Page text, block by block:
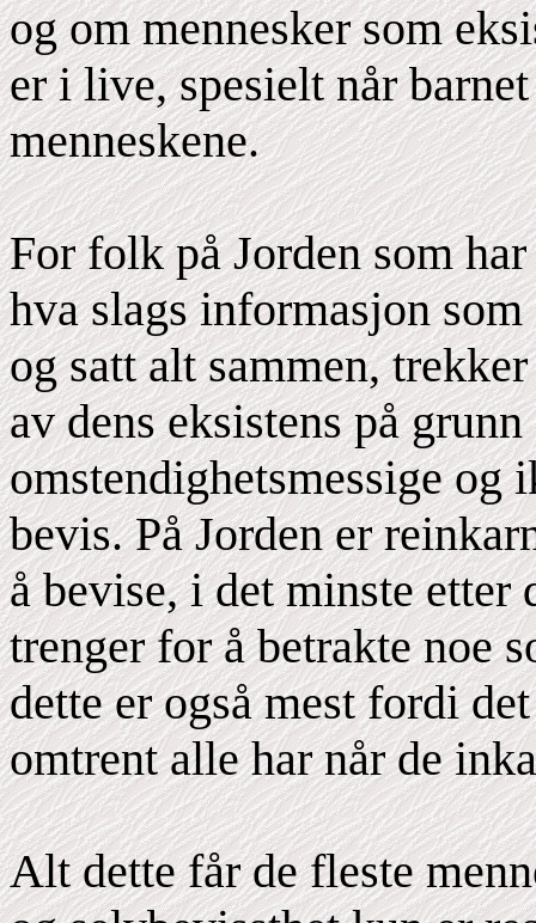
og om mennesker som
er i live, spesielt når
menneskene.
For folk på Jorden som
hva slags informasjon
og satt alt sammen,
av dens eksistens på
omstendighetsmessige og
bevis. På Jorden er
å bevise, i det minste etter
trenger for å betrakte noe
dette er også mest fordi
omtrent alle har når de
Alt dette får de fleste